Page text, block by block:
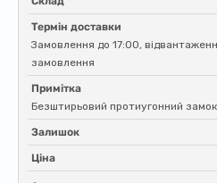
Термін доставки
Замовлення до 17:00,
замовлення
Примітка
Безштирьовий протиугонний
Залишок
Ціна